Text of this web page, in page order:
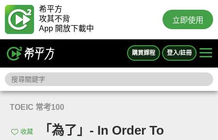
希平方
攻其不背
App 開放下載中
立即使用
購買課程 登入/註冊
TOEIC 常考100
收藏 「為了」- In Order To